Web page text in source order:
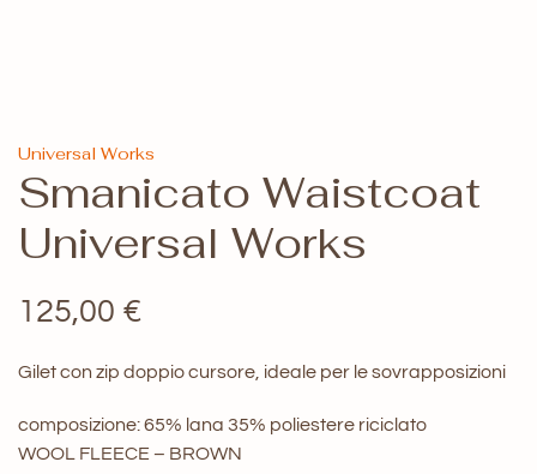
Universal Works
Smanicato Waistcoat
Universal Works
125,00 €
Gilet con zip doppio cursore, ideale per le sovrapposizioni
composizione: 65% lana 35% poliestere riciclato
WOOL FLEECE – BROWN